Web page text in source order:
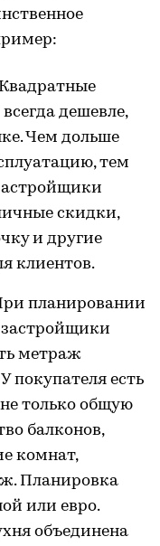
дешевле,
Чем дольше
тем
скидки,
и другие
клиентов.
планировании
метраж
покупателя есть
только общую
балконов,
комнат,
Планировка
или евро.
объединена